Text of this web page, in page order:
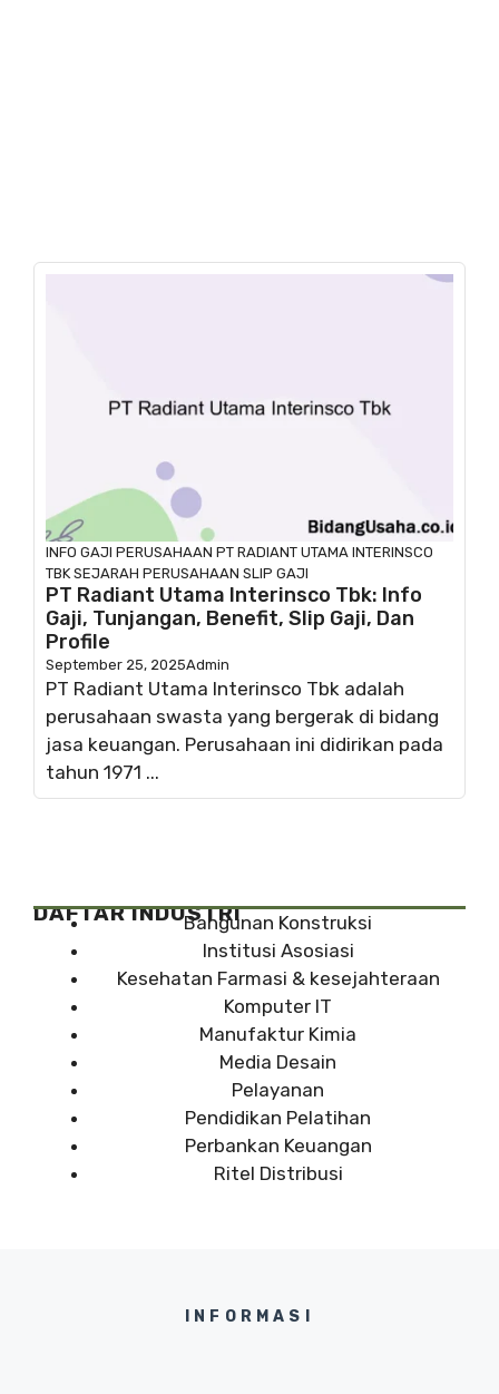
INFO GAJI PERUSAHAAN PT RADIANT UTAMA INTERINSCO
TBK SEJARAH PERUSAHAAN SLIP GAJI
PT Radiant Utama Interinsco Tbk: Info
Gaji, Tunjangan, Benefit, Slip Gaji, Dan
Profile
September 25, 2025Admin
PT Radiant Utama Interinsco Tbk adalah
perusahaan swasta yang bergerak di bidang
jasa keuangan. Perusahaan ini didirikan pada
tahun 1971 ...
DAFTAR INDUSTRIBangunan Konstruksi
Institusi Asosiasi
Kesehatan Farmasi & kesejahteraan
Komputer IT
Manufaktur Kimia
Media Desain
Pelayanan
Pendidikan Pelatihan
Perbankan Keuangan
Ritel Distribusi
INFORMASI